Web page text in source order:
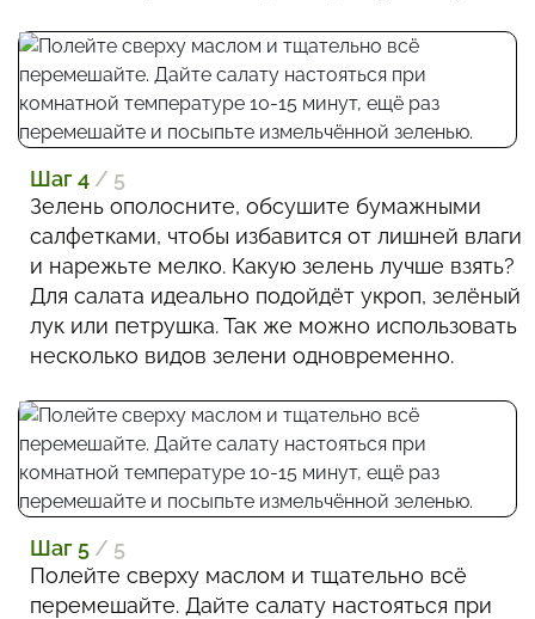
Шаг 4 / 5
Зелень ополосните, обсушите бумажными
салфетками, чтобы избавится от лишней влаги
и нарежьте мелко. Какую зелень лучше взять?
Для салата идеально подойдёт укроп, зелёный
лук или петрушка. Так же можно использовать
несколько видов зелени одновременно.
Шаг 5 / 5
Полейте сверху маслом и тщательно всё
перемешайте. Дайте салату настояться при